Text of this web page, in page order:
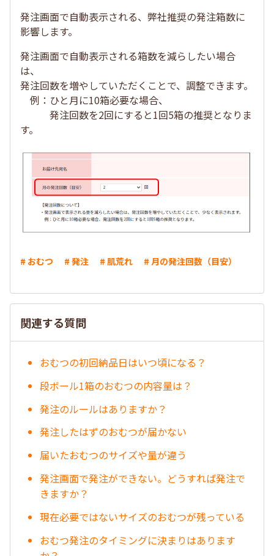
発注画面で自動表示される、弊社推奨の発注箱数に
影響します。
発注画面で自動表示される箱数を減らしたい場合
は、
発注回数を増やしていただくことで、調整できます。
例：ひと月に10箱必要な場合、
発注回数を2回にすると1回5箱の推奨となりま
す。
# おむつ # 発注 # 肌荒れ # 月の発注回数（目安）
関連する質問
おむつの初回納品日はいつ頃になる？
段ボール1箱のおむつの内容量は？
発注のルールはありますか？
発注したはずのおむつが届かない
届いたおむつのサイズや量が違う
発注画面で発注ができない。どうすれば発注で
きますか？
現在必要ではないサイズのおむつが残っている
おむつ発注のタイミングに決まりはあります